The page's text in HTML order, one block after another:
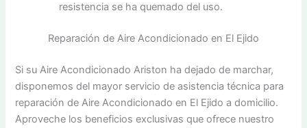
resistencia se ha quemado del uso.
Reparación de Aire Acondicionado en El Ejido
Si su Aire Acondicionado Ariston ha dejado de marchar,
disponemos del mayor servicio de asistencia técnica para
reparación de Aire Acondicionado en El Ejido a domicilio.
Aproveche los beneficios exclusivas que ofrece nuestro